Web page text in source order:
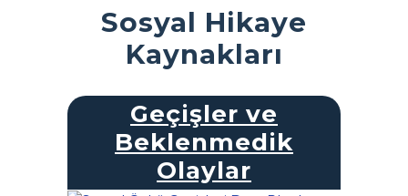
Sosyal Hikaye
Kaynakları
Geçişler ve
Beklenmedik
Olaylar